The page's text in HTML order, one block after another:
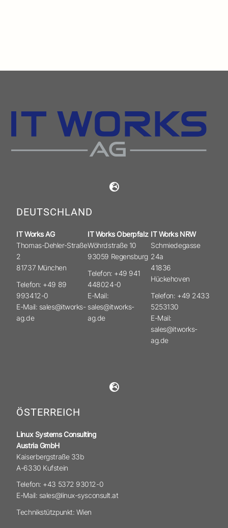
DEUTSCHLAND
IT Works AG
Thomas-Dehler-Straße
2
81737 München
Telefon: +49 89
993412-0
E-Mail: sales@itworks-
ag.de
IT Works Oberpfalz
Wöhrdstraße 10
93059 Regensburg
Telefon: +49 941
448024-0
E-Mail:
sales@itworks-
ag.de
IT Works NRW
Schmiedegasse
24a
41836
Hückehoven
Telefon: +49 2433
5253130
E-Mail:
sales@itworks-
ag.de
ÖSTERREICH
Linux Systems Consulting
Austria GmbH
Kaiserbergstraße 33b
A-6330 Kufstein
Telefon: +43 5372 93012-0
E-Mail: sales@linux-sysconsult.at
Technikstützpunkt: Wien